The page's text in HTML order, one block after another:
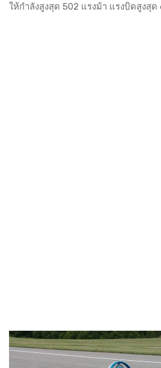
ให้กำลังสูงสุด 502 แรงม้า แรงบิดสูงสุ